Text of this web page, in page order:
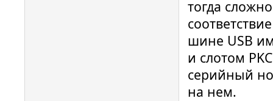
тогда
шине USB
и слотом
серийный
на нем.